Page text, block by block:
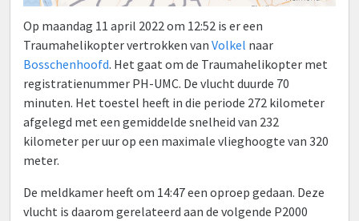
Op maandag 11 april 2022 om 12:52 is er een
Traumahelikopter vertrokken van Volkel naar
Bosschenhoofd. Het gaat om de Traumahelikopter met
registratienummer PH-UMC. De vlucht duurde 70
minuten. Het toestel heeft in die periode 272 kilometer
afgelegd met een gemiddelde snelheid van 232
kilometer per uur op een maximale vlieghoogte van 320
meter.
De meldkamer heeft om 14:47 een oproep gedaan. Deze
vlucht is daarom gerelateerd aan de volgende P2000